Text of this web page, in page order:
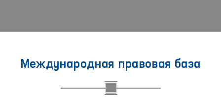
Международная правовая база